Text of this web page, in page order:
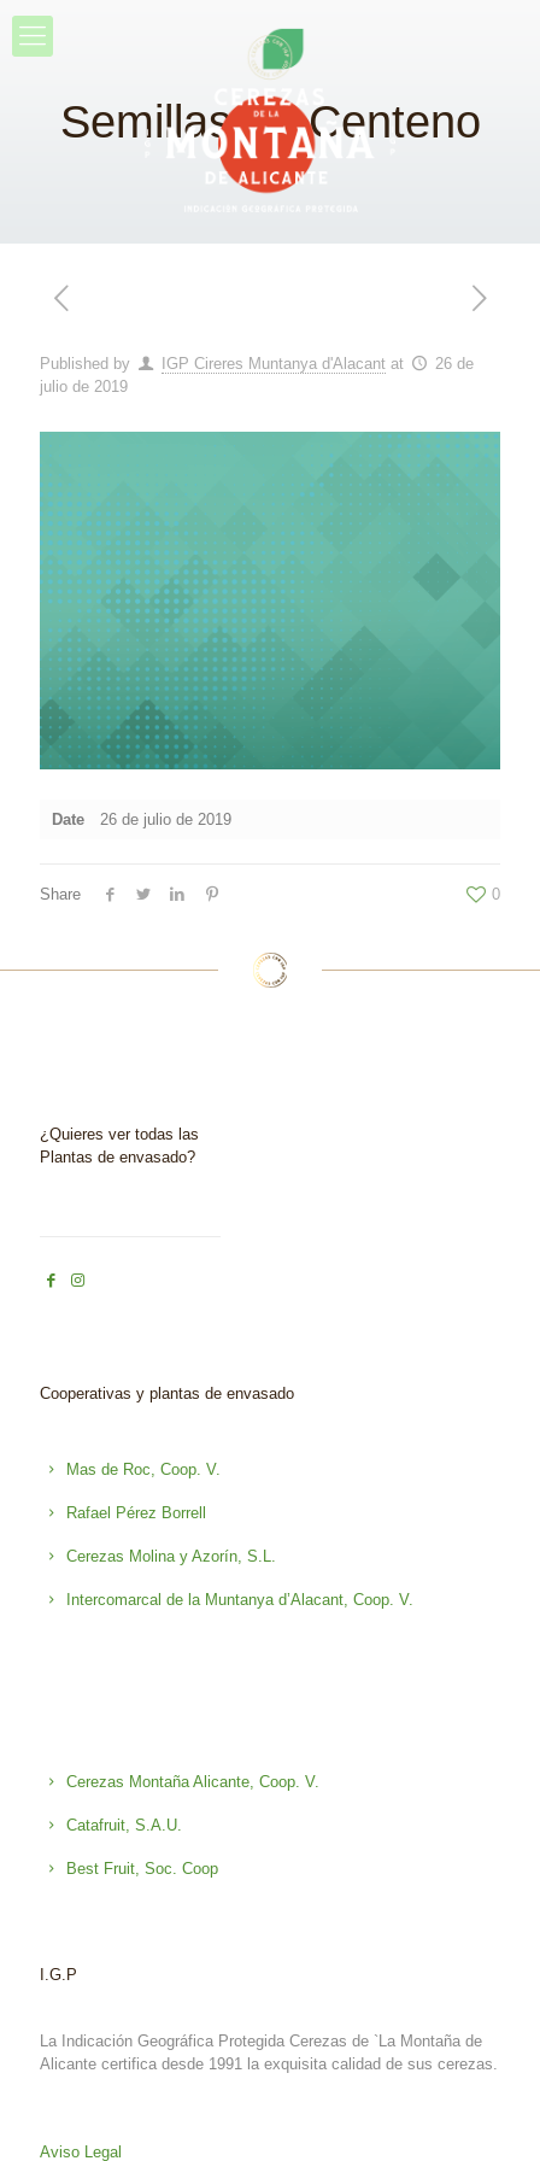
Semillas de Centeno
Published by IGP Cireres Muntanya d'Alacant at
26 de
julio de 2019
Date 26 de julio de 2019
Share 0
¿Quieres ver todas las
Plantas de envasado?
Cooperativas y plantas de envasado
Mas de Roc, Coop. V.
Rafael Pérez Borrell
Cerezas Molina y Azorín, S.L.
Intercomarcal de la Muntanya d’Alacant, Coop. V.
Cerezas Montaña Alicante, Coop. V.
Catafruit, S.A.U.
Best Fruit, Soc. Coop
I.G.P
La Indicación Geográfica Protegida Cerezas de `La Montaña de
Alicante certifica desde 1991 la exquisita calidad de sus cerezas.
Aviso Legal